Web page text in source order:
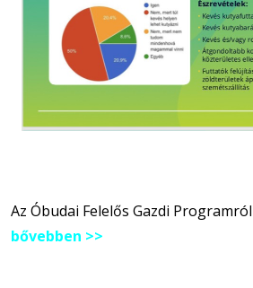
Az Óbudai Felelős Gazdi Programról
bővebben >>